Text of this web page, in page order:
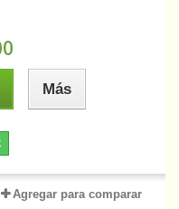
Más
Agregar para comparar